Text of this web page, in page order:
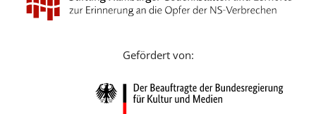
Português
Русский
Gefördert von: